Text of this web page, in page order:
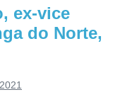
ex-vice
do Norte,